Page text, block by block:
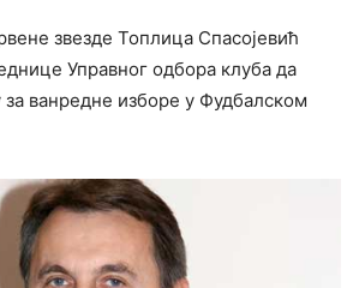
звезде Топлица Спасојевић
Управног одбора клуба да
ванредне изборе у Фудбалском